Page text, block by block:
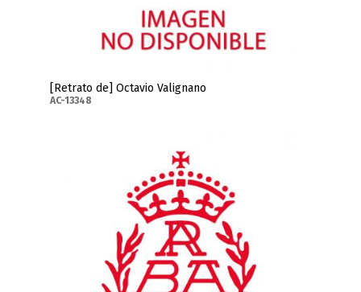
[Retrato de] Octavio Valignano
AC-13348